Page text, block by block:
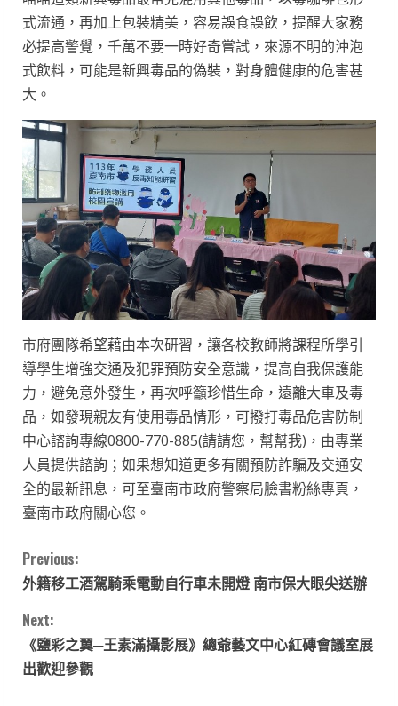
式流通，再加上包裝精美，容易誤食誤飲，提醒大家務
必提高警覺，千萬不要一時好奇嘗試，來源不明的沖泡
式飲料，可能是新興毒品的偽裝，對身體健康的危害甚
大。
市府團隊希望藉由本次研習，讓各校教師將課程所學引
導學生增強交通及犯罪預防安全意識，提高自我保護能
力，避免意外發生，再次呼籲珍惜生命，遠離大車及毒
品，如發現親友有使用毒品情形，可撥打毒品危害防制
中心諮詢專線0800-770-885(請請您，幫幫我)，由專業
人員提供諮詢；如果想知道更多有關預防詐騙及交通安
全的最新訊息，可至臺南市政府警察局臉書粉絲專頁，
臺南市政府關心您。
C
o
n
t
Previous:
外籍移工酒駕騎乘電動自行車未開燈 南市保大眼尖送辦
Next:
《鹽彩之翼─王素滿攝影展》總爺藝文中心紅磚會議室展
出歡迎參觀